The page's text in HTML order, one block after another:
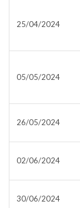
25/04/2024
05/05/2024
26/05/2024
02/06/2024
30/06/2024